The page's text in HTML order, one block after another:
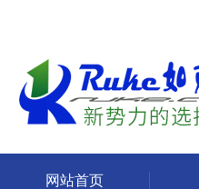
网站首页